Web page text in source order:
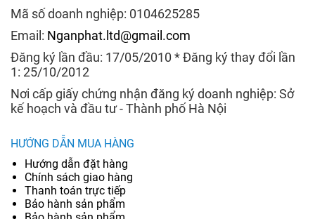
Mã số doanh nghiệp: 0104625285
Email: Nganphat.ltd@gmail.com
Đăng ký lần đầu: 17/05/2010 * Đăng ký thay đổi lần
1: 25/10/2012
Nơi cấp giấy chứng nhận đăng ký doanh nghiệp: Sở
kế hoạch và đầu tư - Thành phố Hà Nội
HƯỚNG DẪN MUA HÀNG
Hướng dẫn đặt hàng
Chính sách giao hàng
Thanh toán trực tiếp
Bảo hành sản phẩm